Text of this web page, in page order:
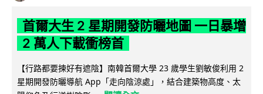
首爾大生 2 星期開發防曬地圖 一日暴增
2 萬人下載衝榜首
【行路都要揀好有遮陰】南韓首爾大學 23 歲學生劉敏俊利用 2
星期開發防曬導航 App「走向陰涼處」，結合建築物高度、太